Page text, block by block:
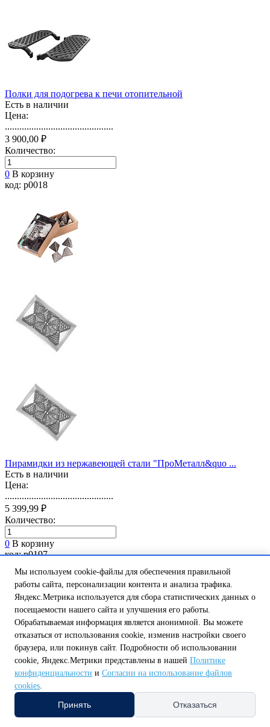
Полки для подогрева к печи отопительной
Есть в наличии
Цена:
.............................................
3 900,00 ₽
Количество:
0 В корзину
код: p0018
Пирамидки из нержавеющей стали "ПроМеталл&quo ...
Есть в наличии
Цена:
.............................................
5 399,99 ₽
Количество:
0 В корзину
код: p0197
Сетка-каменка комбинированная ламель "Пироксе ...
Есть в наличии
Цена:
.............................................
Мы используем cookie-файлы для обеспечения правильной
работы сайта, персонализации контента и анализа трафика.
Яндекс.Метрика используется для сбора статистических данных о
посещаемости нашего сайта и улучшения его работы.
Обрабатываемая информация является анонимной. Вы можете
отказаться от использования cookie, изменив настройки своего
браузера, или покинув сайт. Подробности об использовании
cookie, Яндекс.Метрики представлены в нашей Политике
конфиденциальности и Согласии на использование файлов
cookies.
Принять Отказаться